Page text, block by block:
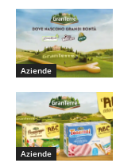
Aziende
Aziende